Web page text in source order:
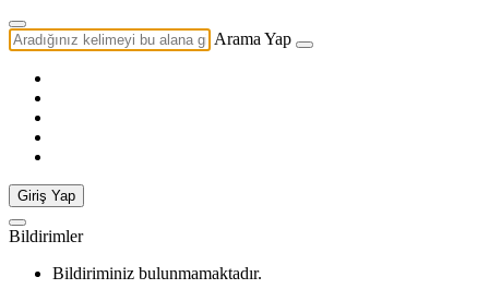
Arama Yap
Giriş Yap
Bildirimler
Bildiriminiz bulunmamaktadır.